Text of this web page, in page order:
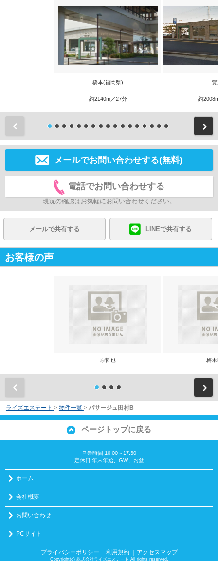
橋本(福岡県)
約2140m／27分
賀
約
メールでお問い合わせする(無料)
電話でお問い合わせする
現況の確認はお気軽にお問い合わせください。
メールで共有する LINEで共有する
お客様の声
原哲也 梅木
ライズエステート > 物件一覧 > パサージュ田村B
ページトップに戻る
営業時間:10:00～17:30
定休日:年末年始、GW、お盆
ホーム
会社概要
お問い合わせ
PCサイト
プライバシーポリシー 利用規約 ｜アクセスマップ
Copyright(c) 株式会社ライズエステート All rights reserved.